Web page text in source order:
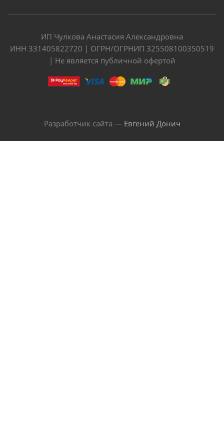
ИП Чулкова Анастасия Александровна
ИНН 331405822720 | ОГРН/ОГРНИП 325508100350519
| Не является публичной офертой
Разработчик сайта — Евгений Донич